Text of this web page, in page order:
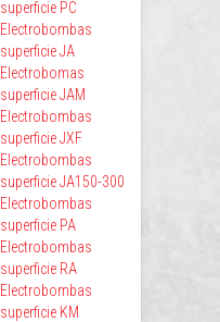
superficie PC
Electrobombas
superficie JA
Electrobomas
superficie JAM
Electrobombas
superficie JXF
Electrobombas
superficie JA150-300
Electrobombas
superficie PA
Electrobombas
superficie RA
Electrobombas
superficie KM